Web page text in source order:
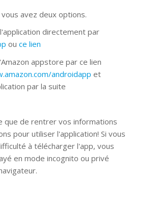
avez deux options.
directement par
ou ce lien
appstore par ce lien
androidapp et
par la suite
que de rentrer vos informations
pour utiliser l'application! Si vous
à télécharger l'app, vous
en mode incognito ou privé